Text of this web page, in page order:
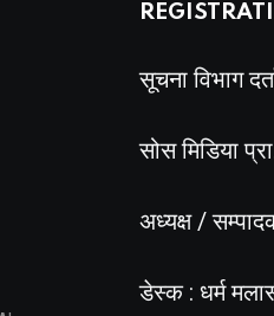
सूचना विभाग
सोस मिडिया
अध्यक्ष /
डेस्क : धर्म